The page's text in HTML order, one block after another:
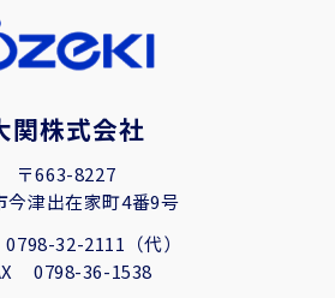
関株式会社
〒663-8227
今津出在家町4番9号
0798-32-2111（代）
0798-36-1538